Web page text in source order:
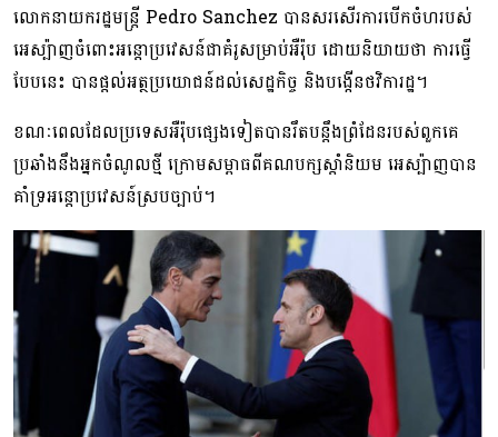
លោកនាយករដ្ឋមន្ត្រី Pedro Sanchez បានសរសើរការបើកចំហរបស់
អេស្ប៉ាញចំពោះអន្តោប្រវេសន៍ជាគំរូសម្រាប់អឺរ៉ុប ដោយនិយាយថា ការធ្វើ
បែបនេះ បានផ្តល់អត្ថប្រយោជន៍ដល់សេដ្ឋកិច្ច និងបង្កើនថវិការដ្ឋ។
ខណៈពេលដែលប្រទេសអឺរ៉ុបផ្សេងទៀតបានរឹតបន្តឹងព្រំដែនរបស់ពួកគេ
ប្រឆាំងនឹងអ្នកចំណូលថ្មី ក្រោមសម្ពាធពីគណបក្សស្តាំនិយម អេស្ប៉ាញបាន
គាំទ្រអន្តោប្រវេសន៍ស្របច្បាប់។